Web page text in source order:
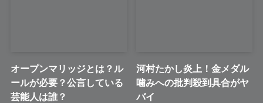
オープンマリッジとは？ル
ールが必要？公言している
芸能人は誰？
河村たかし炎上！金メダル
噛みへの批判殺到具合がヤ
バイ